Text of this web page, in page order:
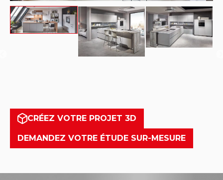
CRÉEZ VOTRE PROJET 3D
DEMANDEZ VOTRE ÉTUDE SUR-MESURE